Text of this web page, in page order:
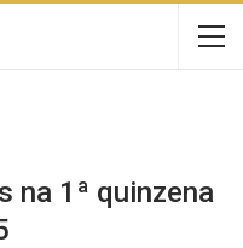
na 1ª quinzena